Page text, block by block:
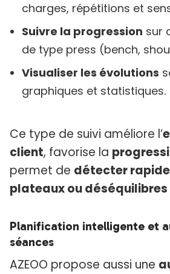
charges, répétitions et
Suivre la progression sur
de type press (bench,
Visualiser les évolutions
graphiques et statistiques.
Ce type de suivi améliore l’
client, favorise la
permet de détecter
plateaux ou
Planification intelligente et
séances
AZEOO propose aussi une